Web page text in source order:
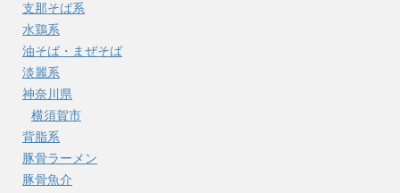
支那そば系
水鶏系
油そば・まぜそば
淡麗系
神奈川県
横須賀市
背脂系
豚骨ラーメン
豚骨魚介